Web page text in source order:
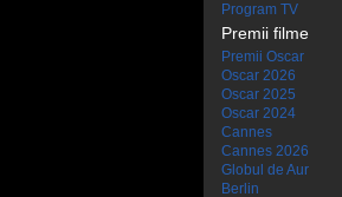
Program TV
Premii filme
Premii Oscar
Oscar 2026
Oscar 2025
Oscar 2024
Cannes
Cannes 2026
Globul de Aur
Berlin